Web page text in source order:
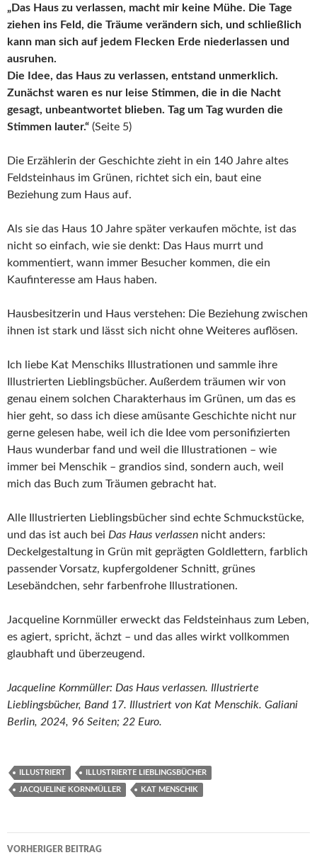
„Das Haus zu verlassen, macht mir keine Mühe. Die Tage
ziehen ins Feld, die Träume verändern sich, und schließlich
kann man sich auf jedem Flecken Erde niederlassen und
ausruhen.
Die Idee, das Haus zu verlassen, entstand unmerklich.
Zunächst waren es nur leise Stimmen, die in die Nacht
gesagt, unbeantwortet blieben. Tag um Tag wurden die
Stimmen lauter.“ (Seite 5)
Die Erzählerin der Geschichte zieht in ein 140 Jahre altes
Feldsteinhaus im Grünen, richtet sich ein, baut eine
Beziehung zum Haus auf.
Als sie das Haus 10 Jahre später verkaufen möchte, ist das
nicht so einfach, wie sie denkt: Das Haus murrt und
kommentiert, wann immer Besucher kommen, die ein
Kaufinteresse am Haus haben.
Hausbesitzerin und Haus verstehen: Die Beziehung zwischen
ihnen ist stark und lässt sich nicht ohne Weiteres auflösen.
Ich liebe Kat Menschiks Illustrationen und sammle ihre
Illustrierten Lieblingsbücher. Außerdem träumen wir von
genau einem solchen Charakterhaus im Grünen, um das es
hier geht, so dass ich diese amüsante Geschichte nicht nur
gerne gelesen habe, weil ich die Idee vom personifizierten
Haus wunderbar fand und weil die Illustrationen – wie
immer bei Menschik – grandios sind, sondern auch, weil
mich das Buch zum Träumen gebracht hat.
Alle Illustrierten Lieblingsbücher sind echte Schmuckstücke,
und das ist auch bei Das Haus verlassen nicht anders:
Deckelgestaltung in Grün mit geprägten Goldlettern, farblich
passender Vorsatz, kupfergoldener Schnitt, grünes
Lesebändchen, sehr farbenfrohe Illustrationen.
Jacqueline Kornmüller erweckt das Feldsteinhaus zum Leben,
es agiert, spricht, ächzt – und das alles wirkt vollkommen
glaubhaft und überzeugend.
Jacqueline Kornmüller: Das Haus verlassen. Illustrierte
Lieblingsbücher, Band 17. Illustriert von Kat Menschik. Galiani
Berlin, 2024, 96 Seiten; 22 Euro.
ILLUSTRIERT ILLUSTRIERTE LIEBLINGSBÜCHER
JACQUELINE KORNMÜLLER KAT MENSCHIK
Beitragsnavigation
VORHERIGER BEITRAG